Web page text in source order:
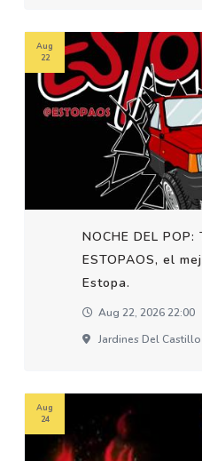
NOCHE DEL POP:
ESTOPAOS, el
Estopa.
Aug 22, 2026 22:00
Jardines Del
Aug
22
Aug
24